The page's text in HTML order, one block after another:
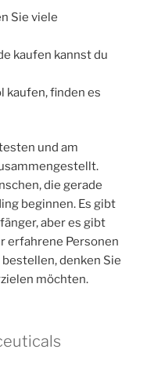
Sie viele
kaufen kannst du
kaufen, finden es
und am
die gerade
beginnen. Es gibt
aber es gibt
erfahrene Personen
denken Sie
möchten.